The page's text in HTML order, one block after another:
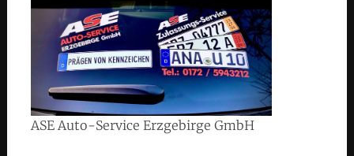
ASE Auto-Service Erzgebirge GmbH